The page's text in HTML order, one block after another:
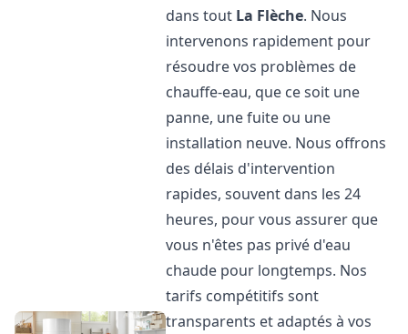
dans tout La Flèche. Nous
intervenons rapidement pour
résoudre vos problèmes de
chauffe-eau, que ce soit une
panne, une fuite ou une
installation neuve. Nous offrons
des délais d'intervention
rapides, souvent dans les 24
heures, pour vous assurer que
vous n'êtes pas privé d'eau
chaude pour longtemps. Nos
tarifs compétitifs sont
transparents et adaptés à vos